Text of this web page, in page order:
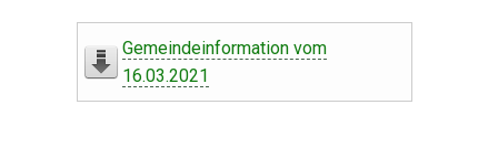
Leben in Oberdorf
Gemeindeinformation vom
16.03.2021